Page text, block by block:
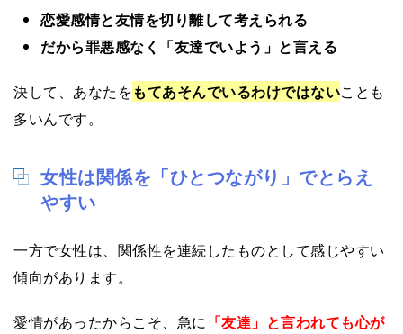
恋愛感情と友情を切り離して考えられる
だから罪悪感なく「友達でいよう」と言える
決して、あなたをもてあそんでいるわけではないことも
多いんです。
女性は関係を「ひとつながり」でとらえ
やすい
一方で女性は、関係性を連続したものとして感じやすい
傾向があります。
愛情があったからこそ、急に 「友達」と言われても心が